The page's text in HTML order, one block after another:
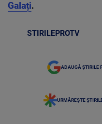
Galați.
STIRILEPROTV
ADAUGĂ ȘTIRILE
URMĂREȘTE